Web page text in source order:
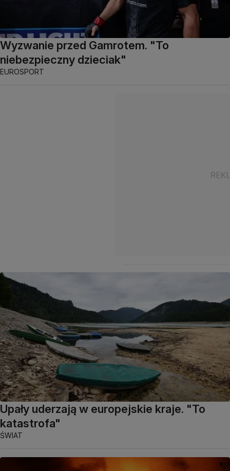
Wyzwanie przed Gamrotem. "To
niebezpieczny dzieciak"
EUROSPORT
Upały uderzają w europejskie kraje. "To
katastrofa"
ŚWIAT